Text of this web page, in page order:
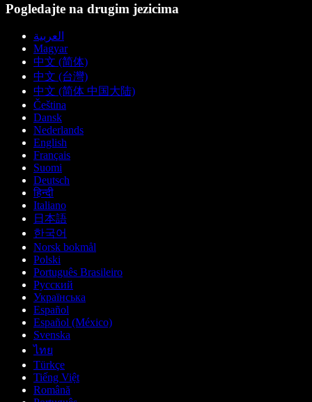
Pogledajte na drugim jezicima
العربية
Magyar
中文 (简体)
中文 (台灣)
中文 (简体 中国大陆)
Čeština
Dansk
Nederlands
English
Français
Suomi
Deutsch
हिन्दी
Italiano
日本語
한국어
Norsk bokmål
Polski
Português Brasileiro
Русский
Українська
Español
Español (México)
Svenska
ไทย
Türkçe
Tiếng Việt
Română